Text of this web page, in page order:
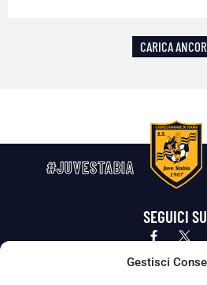
Gestisci
CARICA
#JUVESTABIA
SEGUICI
Privacy Policy Cookie Policy